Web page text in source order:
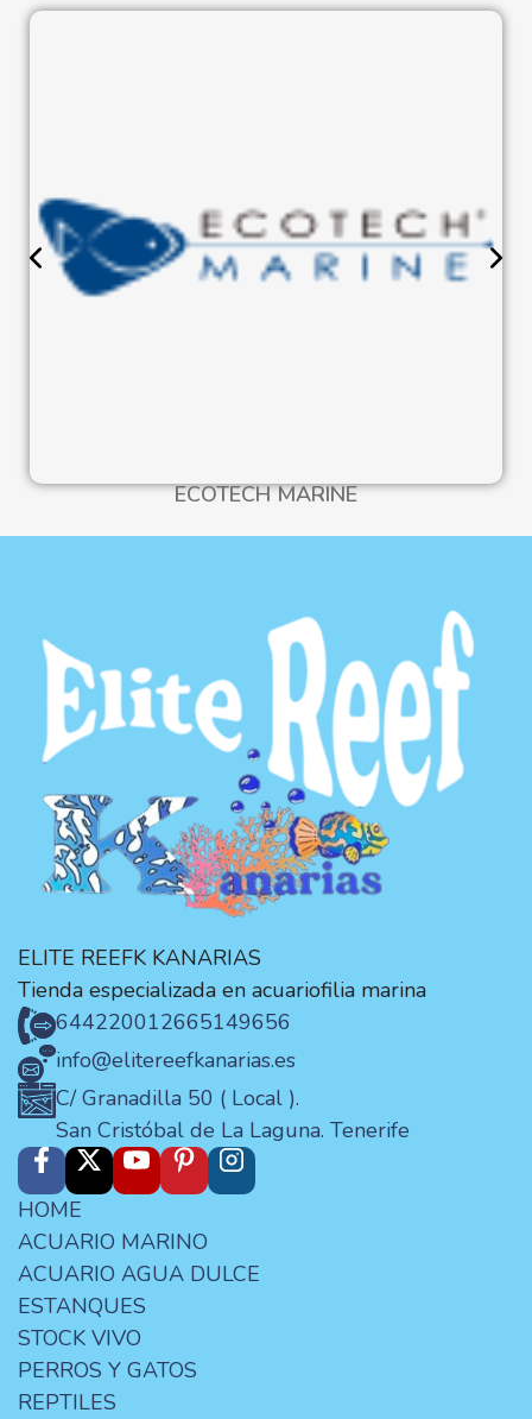
ECOTECH MARINE
ELITE REEFK KANARIAS
Tienda especializada en acuariofilia marina
644220012665149656
info@elitereefkanarias.es
C/ Granadilla 50 ( Local ).
San Cristóbal de La Laguna. Tenerife
HOME
ACUARIO MARINO
ACUARIO AGUA DULCE
ESTANQUES
STOCK VIVO
PERROS Y GATOS
REPTILES